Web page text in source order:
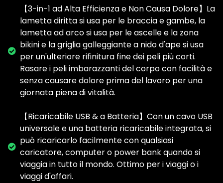
【3-in-1 ad Alta Efficienza e Non Causa Dolore】La
lametta diritta si usa per le braccia e gambe, la
lametta ad arco si usa per le ascelle e la zona
bikini e la griglia galleggiante a nido d'ape si usa
per un'ulteriore rifinitura fine dei peli più corti.
Rasare i peli imbarazzanti del corpo con facilità e
senza causare dolore prima del lavoro per una
giornata piena di vitalità.
【Ricaricabile USB & a Batteria】Con un cavo USB
universale e una batteria ricaricabile integrata, si
può ricaricarlo facilmente con qualsiasi
caricatore, computer o power bank quando si
viaggia in tutto il mondo. Ottimo per i viaggi o i
viaggi d'affari.